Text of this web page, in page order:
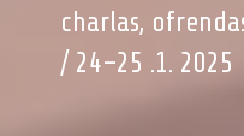
charlas,
/ 24–25 .1. 2025